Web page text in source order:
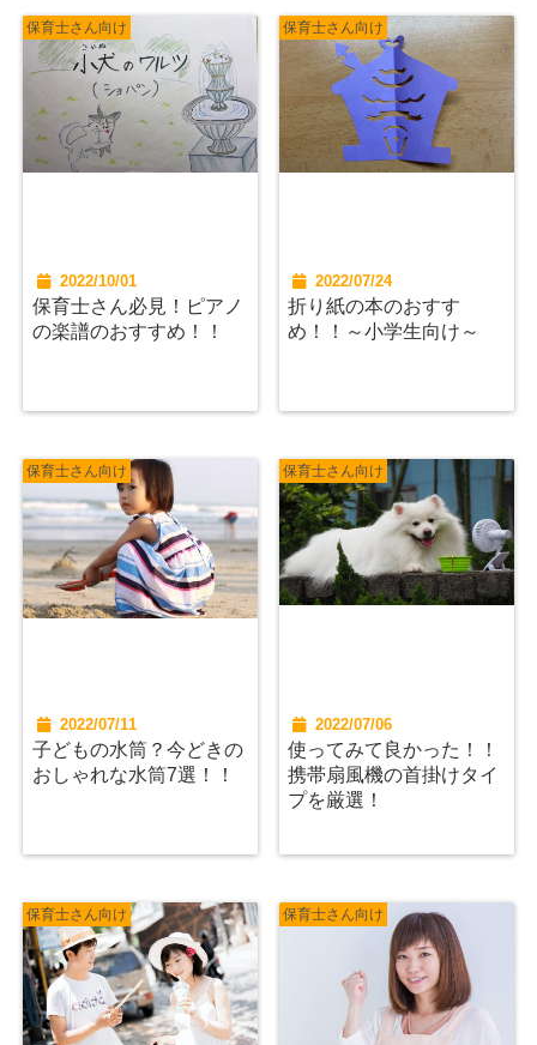
保育士さん向け
2022/10/01
保育士さん必見！ピアノ
の楽譜のおすすめ！！
保育士さん向け
2022/07/24
折り紙の本のおすす
め！！～小学生向け～
保育士さん向け
2022/07/11
子どもの水筒？今どきの
おしゃれな水筒7選！！
保育士さん向け
2022/07/06
使ってみて良かった！！
携帯扇風機の首掛けタイ
プを厳選！
保育士さん向け 保育士さん向け